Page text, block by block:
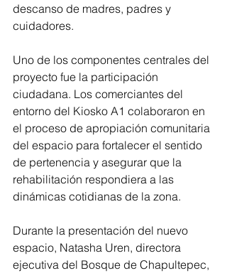
descanso de madres, padres y
cuidadores.
Uno de los componentes centrales del
proyecto fue la participación
ciudadana. Los comerciantes del
entorno del Kiosko A1 colaboraron en
el proceso de apropiación comunitaria
del espacio para fortalecer el sentido
de pertenencia y asegurar que la
rehabilitación respondiera a las
dinámicas cotidianas de la zona.
Durante la presentación del nuevo
espacio, Natasha Uren, directora
ejecutiva del Bosque de Chapultepec,